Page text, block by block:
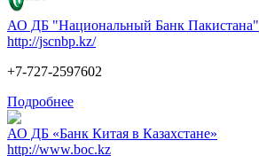
АО ДБ "Национальный Банк Пакистана"
http://jscnbp.kz/
+7-727-2597602
Подробнее
АО ДБ «Банк Китая в Казахстане»
http://www.boc.kz